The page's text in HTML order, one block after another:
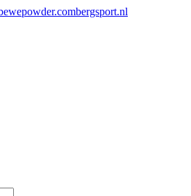
wepowder.combergsport.nl